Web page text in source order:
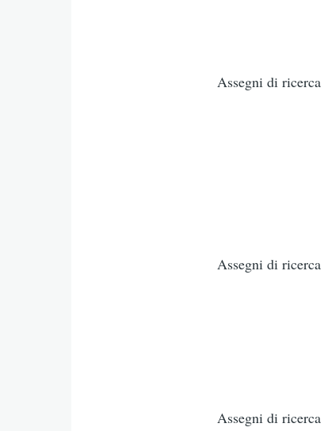
Assegni di ricerca
Assegni di ricerca
Assegni di ricerca